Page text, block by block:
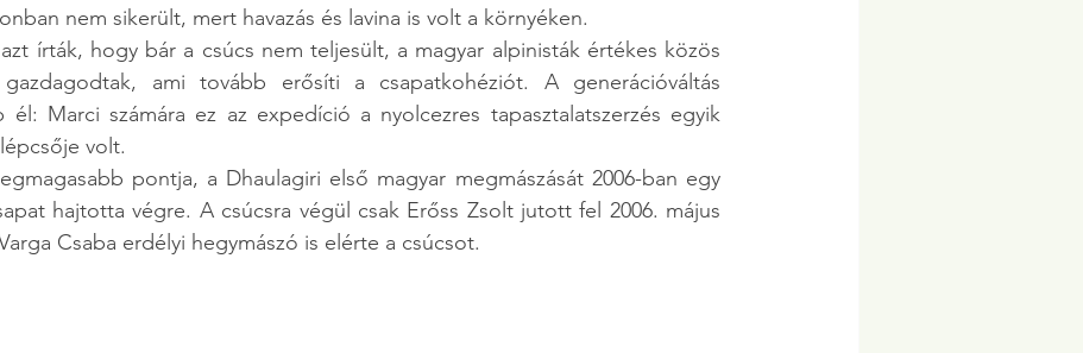
nem sikerült, mert havazás és lavina is volt a környéken.
írták, hogy bár a csúcs nem teljesült, a magyar alpinisták értékes közös
gazdagodtak, ami tovább erősíti a csapatkohéziót. A generációváltás
él: Marci számára ez az expedíció a nyolcezres tapasztalatszerzés egyik
volt.
pontja, a Dhaulagiri első magyar megmászását 2006-ban egy
hajtotta végre. A csúcsra végül csak Erőss Zsolt jutott fel 2006. május
Csaba erdélyi hegymászó is elérte a csúcsot.